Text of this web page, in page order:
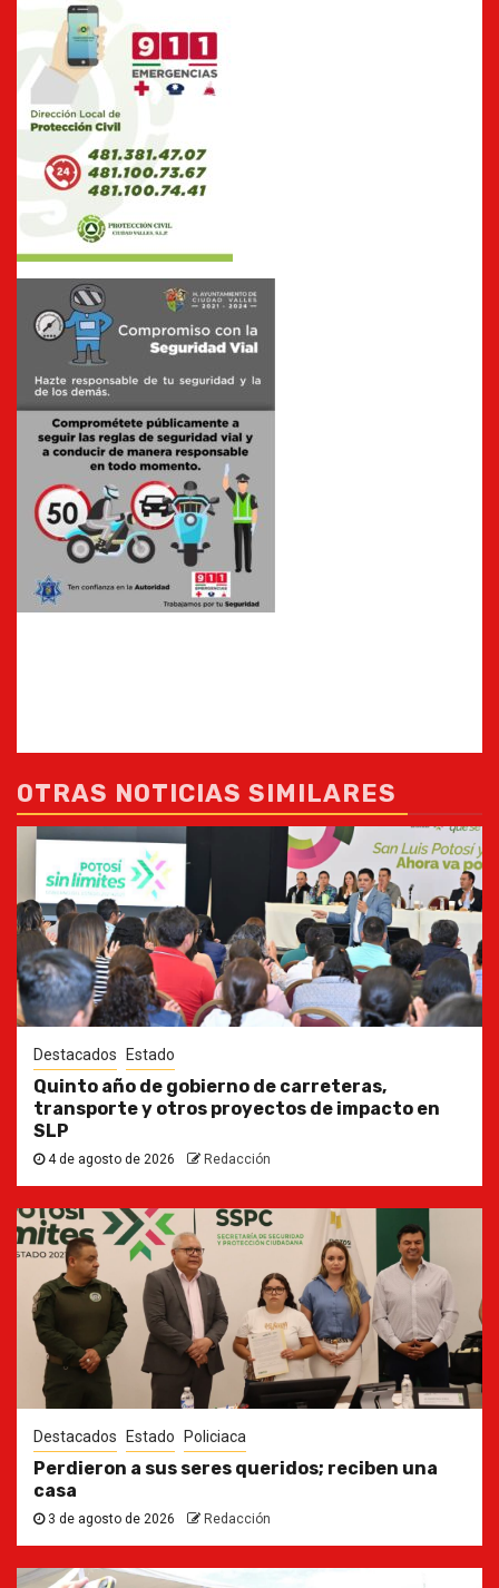
OTRAS NOTICIAS SIMILARES
Destacados Estado
Quinto año de gobierno de carreteras,
transporte y otros proyectos de impacto en
SLP
4 de agosto de 2026 Redacción
Destacados Estado Policiaca
Perdieron a sus seres queridos; reciben una
casa
3 de agosto de 2026 Redacción